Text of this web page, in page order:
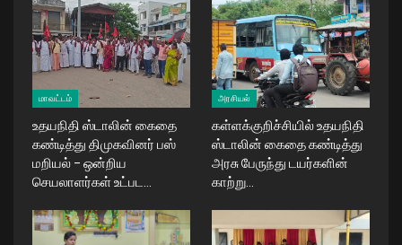
மாவட்டம்
உதயநிதி ஸ்டாலின் கைதை
கண்டித்து திமுகவினர் பஸ்
மறியல் – ஒன்றிய
செயலாளர்கள் உட்பட…
அரசியல்
கள்ளக்குறிச்சியில் உதயநிதி
ஸ்டாலின் கைதை கண்டித்து
அரசு பேருந்து டயர்களின்
காற்று…